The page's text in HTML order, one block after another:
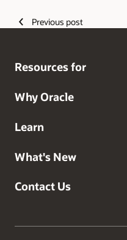
Previous post
Resources for
Why Oracle
Learn
What's New
Contact Us